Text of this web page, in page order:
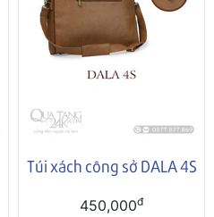
Túi xách công sở DALA 4S
450,000đ